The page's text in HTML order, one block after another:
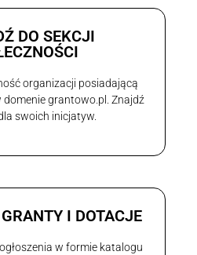
DO SEKCJI
organizacji posiadającą
grantowo.pl. Znajdź
swoich inicjatyw.
I DOTACJE
w formie katalogu